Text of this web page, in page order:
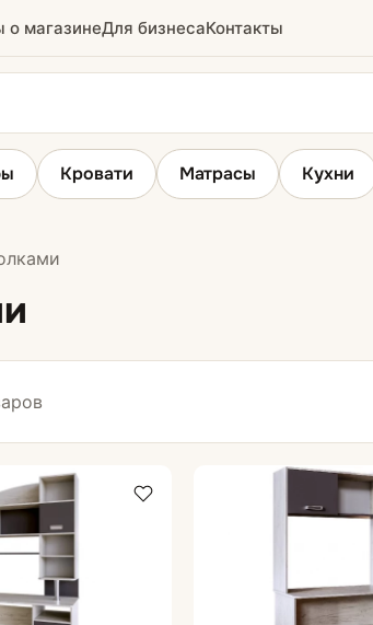
о магазинеДля бизнесаКонтакты
Кровати Матрасы Кухни